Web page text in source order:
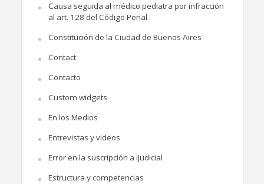
Causa seguida al médico pediatra por infracción
al art. 128 del Código Penal
Constitución de la Ciudad de Buenos Aires
Contact
Contacto
Custom widgets
En los Medios
Entrevistas y videos
Error en la suscripción a iJudicial
Estructura y competencias